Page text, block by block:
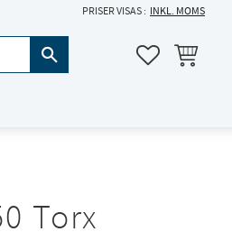
PRISER VISAS INKL. MOMS
FAVORITER
KUNDVAGN
Torx